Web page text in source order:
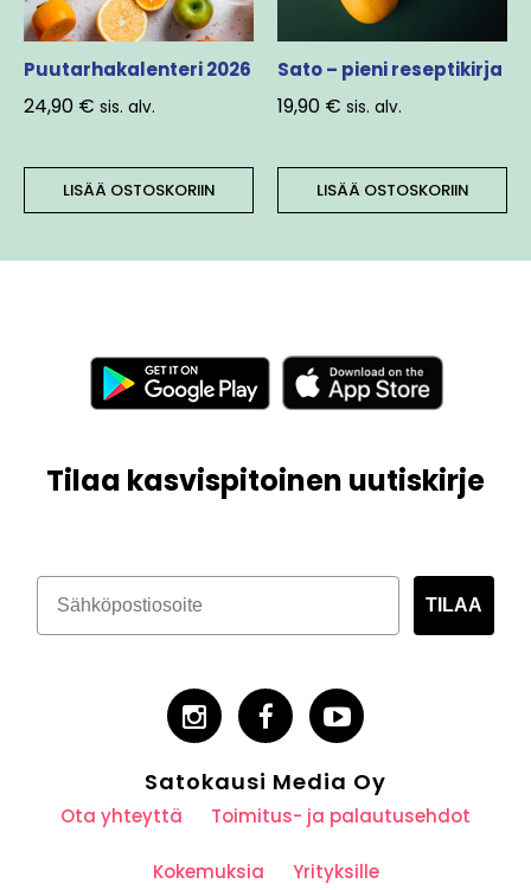
Puutarhakalenteri 2026
24,90 € sis. alv.
LISÄÄ OSTOSKORIIN
Sato – pieni reseptikirja
19,90 € sis. alv.
LISÄÄ OSTOSKORIIN
Tilaa kasvispitoinen uutiskirje
TILAA
Satokausi Media Oy
Ota yhteyttä Toimitus- ja palautusehdot
Kokemuksia Yrityksille